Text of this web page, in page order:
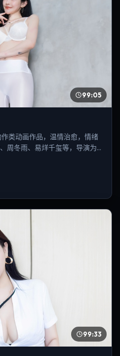
99:05
类动画作品，温情治愈，情绪
周冬雨、易烊千玺等，导演为
99:33